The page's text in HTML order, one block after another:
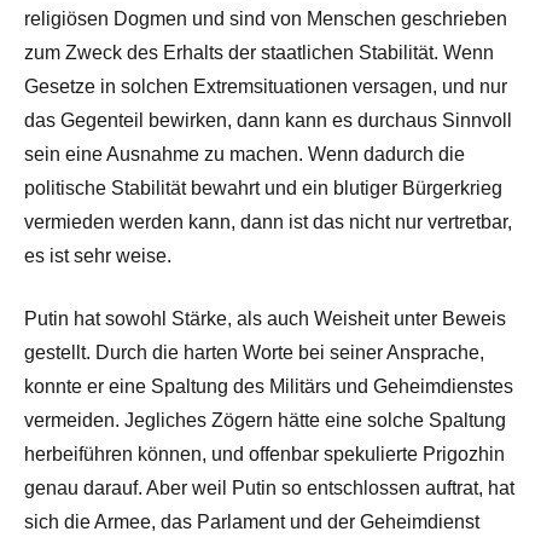
religiösen Dogmen und sind von Menschen geschrieben
zum Zweck des Erhalts der staatlichen Stabilität. Wenn
Gesetze in solchen Extremsituationen versagen, und nur
das Gegenteil bewirken, dann kann es durchaus Sinnvoll
sein eine Ausnahme zu machen. Wenn dadurch die
politische Stabilität bewahrt und ein blutiger Bürgerkrieg
vermieden werden kann, dann ist das nicht nur vertretbar,
es ist sehr weise.
Putin hat sowohl Stärke, als auch Weisheit unter Beweis
gestellt. Durch die harten Worte bei seiner Ansprache,
konnte er eine Spaltung des Militärs und Geheimdienstes
vermeiden. Jegliches Zögern hätte eine solche Spaltung
herbeiführen können, und offenbar spekulierte Prigozhin
genau darauf. Aber weil Putin so entschlossen auftrat, hat
sich die Armee, das Parlament und der Geheimdienst